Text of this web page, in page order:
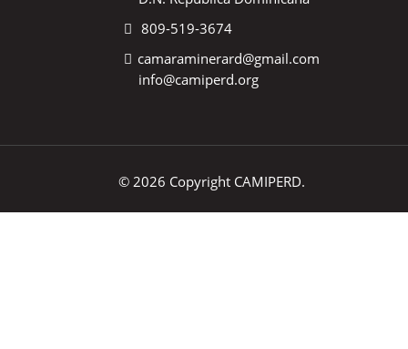
809-519-3674
camaraminerard@gmail.com
info@camiperd.org
© 2026 Copyright CAMIPERD.